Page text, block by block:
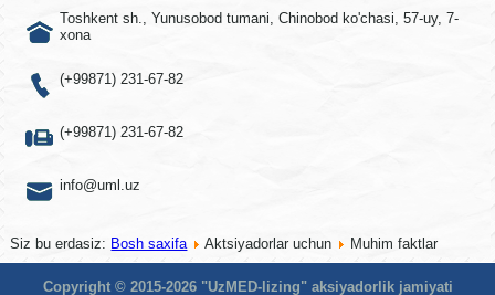
Toshkent sh., Yunusobod tumani, Chinobod ko'chasi, 57-uy, 7-
xona
(+99871) 231-67-82
(+99871) 231-67-82
info@uml.uz
Siz bu erdasiz: Bosh saxifa Aktsiyadorlar uchun Muhim faktlar
Copyright © 2015-2026 "UzMED-lizing" aksiyadorlik jamiyati